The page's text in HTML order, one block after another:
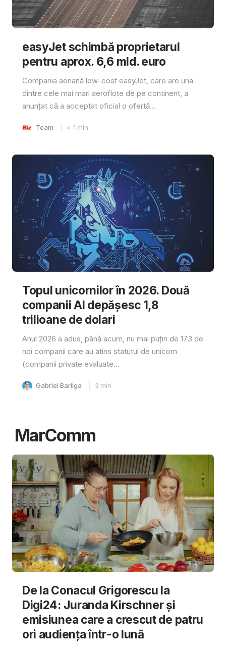
easyJet schimbă proprietarul
pentru aprox. 6,6 mld. euro
Compania aeriană low-cost easyJet, care are una
dintre cele mai mari aeroflote de pe continent, a
anunțat că a acceptat oficial o ofertă...
Team < 1 min
Topul unicornilor în 2026. Două
companii AI depășesc 1,8
trilioane de dolari
Anul 2026 a adus, până acum, nu mai puțin de 173 de
noi companii care au atins statutul de unicorn
(companii private evaluate...
Gabriel Barliga 3 min
MarComm
De la Conacul Grigorescu la
Digi24: Juranda Kirschner și
emisiunea care a crescut de patru
ori audiența într-o lună